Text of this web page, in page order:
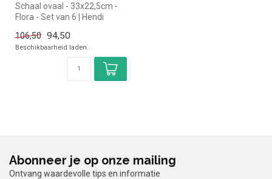
Schaal ovaal - 33x22,5cm -
Flora - Set van 6 | Hendi
106,50 94,50
Beschikbaarheid laden..
Abonneer je op onze mailing
Ontvang waardevolle tips en informatie